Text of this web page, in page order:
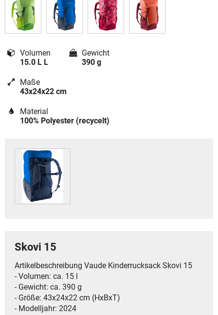
Volumen
15.0 L L
Gewicht
390 g
Maße
43x24x22 cm
Material
100% Polyester (recycelt)
Skovi 15
Artikelbeschreibung Vaude Kinderrucksack Skovi 15
- Volumen: ca. 15 l
- Gewicht: ca. 390 g
- Größe: 43x24x22 cm (HxBxT)
- Modelljahr: 2024